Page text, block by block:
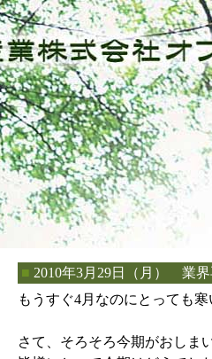
■ 2010年3月29日（月） 業
もうすぐ4月なのにとっても寒
さて、そろそろ今期がおしま